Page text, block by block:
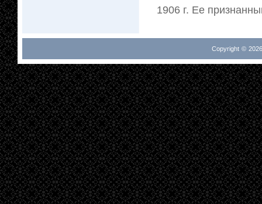
1906 г. Ее
Copyright ©